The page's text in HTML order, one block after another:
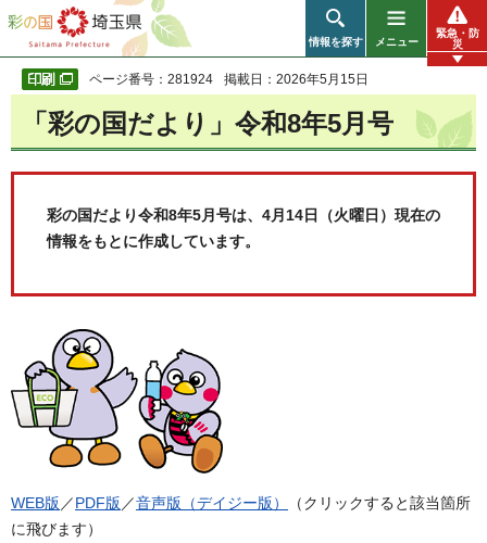
彩の国 埼玉県
情報を探す メニュー
緊急・防
災
ページ番号：281924 掲載日：2026年5月15日
「彩の国だより」令和8年5月号
彩の国だより令和8年5月号は、4月14日（火曜日）現在の
情報をもとに作成しています。
WEB版 ／PDF版 ／音声版（デイジー版）
（クリックすると該当箇所
に飛びます）